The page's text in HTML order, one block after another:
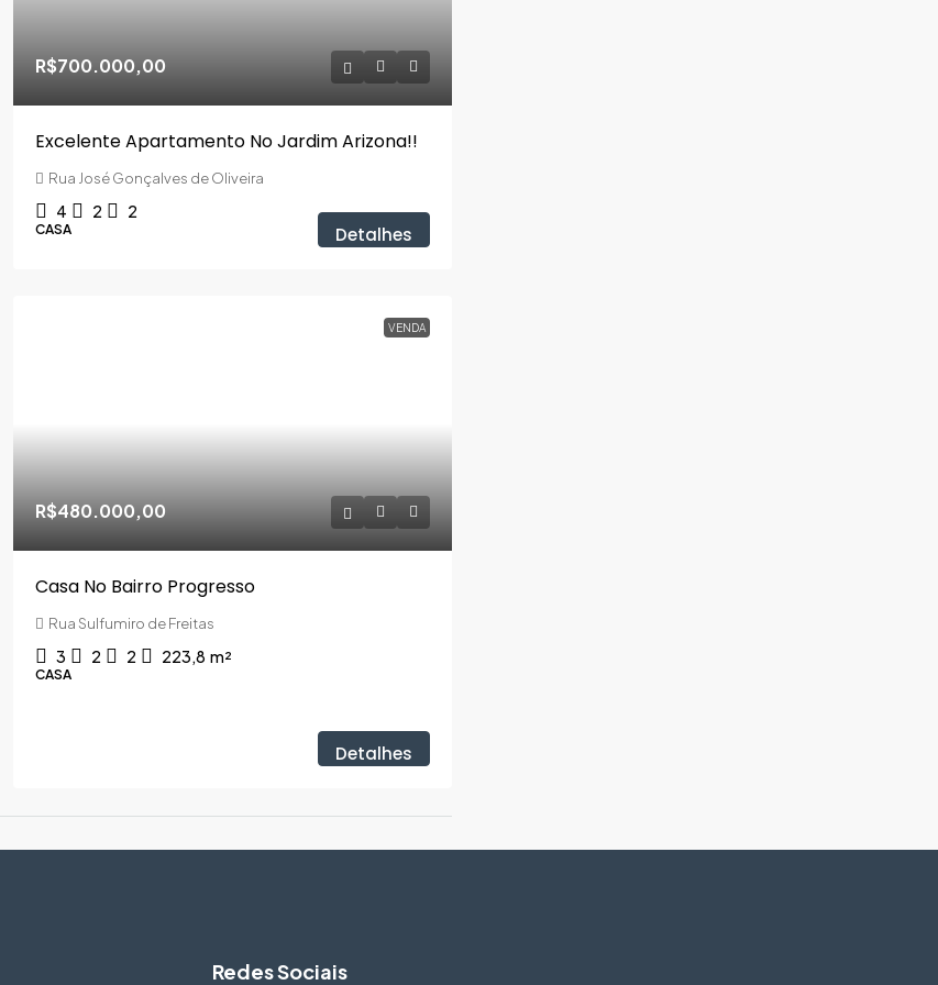
R$700.000,00
Excelente Apartamento No Jardim Arizona!!
Rua José Gonçalves de Oliveira
4 2 2
CASA Detalhes
VENDA
R$480.000,00
Casa No Bairro Progresso
Rua Sulfumiro de Freitas
3 2 2 223,8 m²
CASA
Detalhes
Redes Sociais